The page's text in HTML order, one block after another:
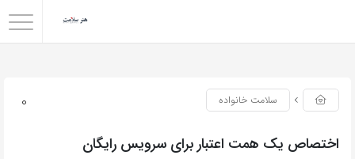
0 سلامت خانواده
اختصاص یک همت اعتبار برای سرویس رایگان